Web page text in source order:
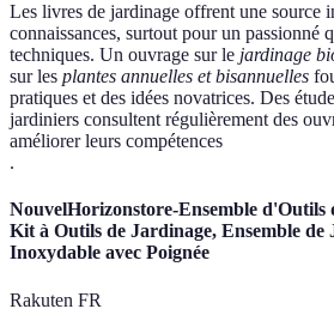
Les livres de jardinage offrent une source
connaissances, surtout pour un passionné
techniques. Un ouvrage sur le jardinage
sur les plantes annuelles et bisannuelles
pratiques et des idées novatrices. Des
jardiniers consultent régulièrement des
améliorer leurs compétences
.
NouvelHorizonstore-Ensemble d'Outils
Kit à Outils de Jardinage, Ensemble de
Inoxydable avec Poignée
Rakuten FR